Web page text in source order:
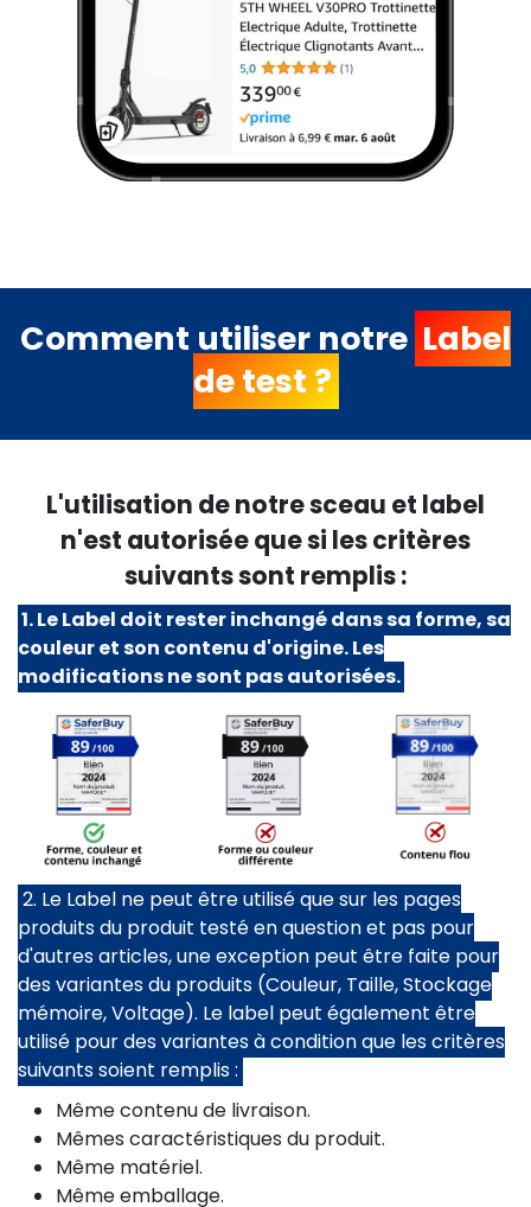
Comment utiliser notre Label
de test ?
L'utilisation de notre sceau et label
n'est autorisée que si les critères
suivants sont remplis :
1. Le Label doit rester inchangé dans sa forme, sa
couleur et son contenu d'origine. Les
modifications ne sont pas autorisées.
2. Le Label ne peut être utilisé que sur les pages
produits du produit testé en question et pas pour
d'autres articles, une exception peut être faite pour
des variantes du produits (Couleur, Taille, Stockage
mémoire, Voltage). Le label peut également être
utilisé pour des variantes à condition que les critères
suivants soient remplis :
Même contenu de livraison.
Mêmes caractéristiques du produit.
Même matériel.
Même emballage.